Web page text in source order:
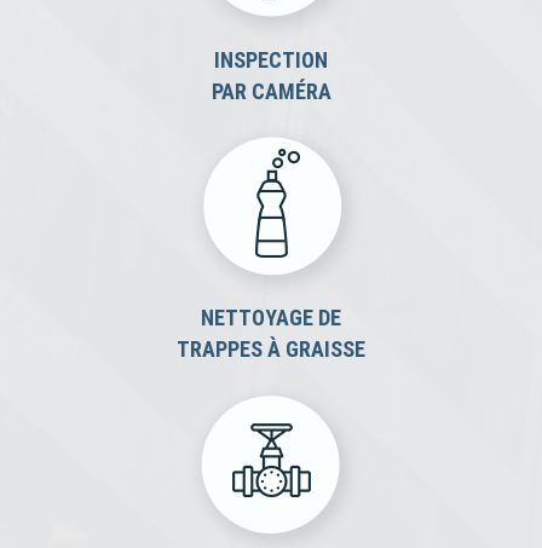
INSPECTION
PAR CAMÉRA
NETTOYAGE DE
TRAPPES À GRAISSE